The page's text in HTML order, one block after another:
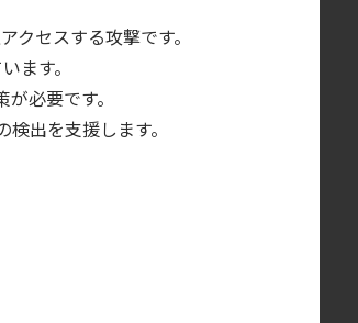
セスする攻撃です。
ます。
必要です。
出を支援します。